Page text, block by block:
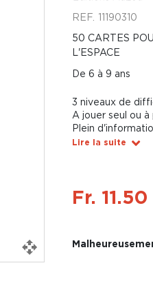
REF. 11190310
50 CARTES
L'ESPACE
De 6 à 9 ans
3 niveaux de
A jouer seul ou à
Plein
Lire la suite
Fr. 11.50